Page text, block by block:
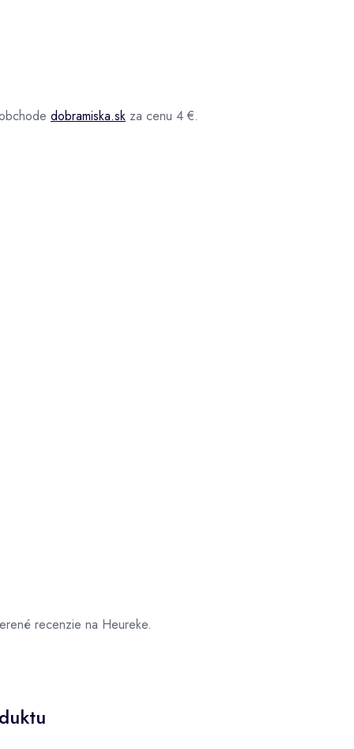
dobramiska.sk za cenu 4 €.
recenzie na Heureke.